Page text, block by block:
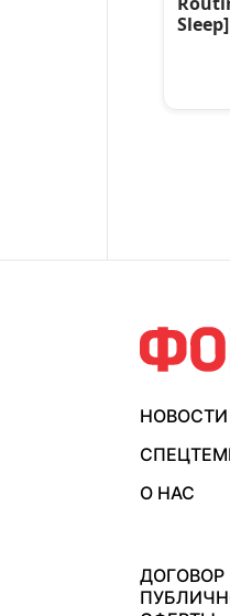
НОВОСТИ
О НАС
ДОГОВОР